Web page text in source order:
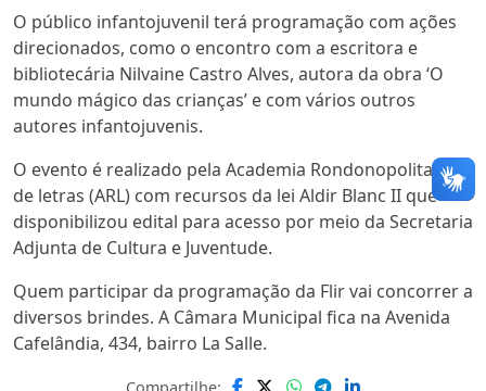
O público infantojuvenil terá programação com ações
direcionados, como o encontro com a escritora e
bibliotecária Nilvaine Castro Alves, autora da obra ‘O
mundo mágico das crianças’ e com vários outros
autores infantojuvenis.
O evento é realizado pela Academia Rondonopolitana
de letras (ARL) com recursos da lei Aldir Blanc II que
disponibilizou edital para acesso por meio da Secretaria
Adjunta de Cultura e Juventude.
Quem participar da programação da Flir vai concorrer a
diversos brindes. A Câmara Municipal fica na Avenida
Cafelândia, 434, bairro La Salle.